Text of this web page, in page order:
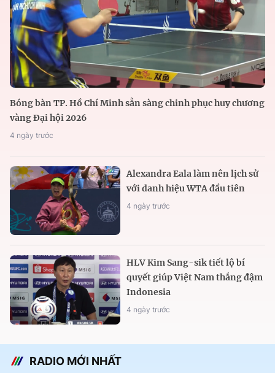
Bóng bàn TP. Hồ Chí Minh sẵn sàng chinh phục huy chương
vàng Đại hội 2026
4 ngày trước
Alexandra Eala làm nên lịch sử
với danh hiệu WTA đầu tiên
4 ngày trước
HLV Kim Sang-sik tiết lộ bí
quyết giúp Việt Nam thắng đậm
Indonesia
4 ngày trước
RADIO MỚI NHẤT